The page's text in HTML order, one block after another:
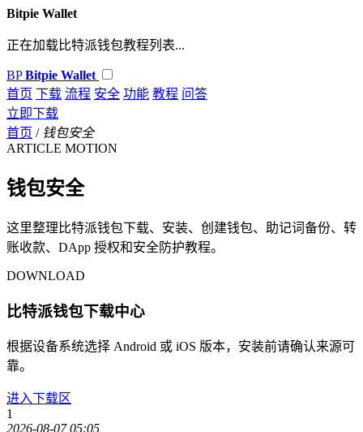
Bitpie Wallet
正在加载比特派钱包教程列表...
BP Bitpie Wallet
首页 下载 流程 安全 功能 教程 问答
立即下载
首页 / 钱包安全
ARTICLE MOTION
钱包安全
这里整理比特派钱包下载、安装、创建钱包、助记词备份、转
账收款、DApp 授权和安全防护教程。
DOWNLOAD
比特派钱包下载中心
根据设备系统选择 Android 或 iOS 版本，安装前请确认来源可
靠。
进入下载区
1
2026-08-07 05:05